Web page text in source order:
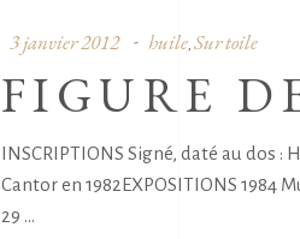
3 janvier 2012 huile, Sur toile
FIGURE
INSCRIPTIONS Signé, daté au dos
Cantor en 1982EXPOSITIONS
29